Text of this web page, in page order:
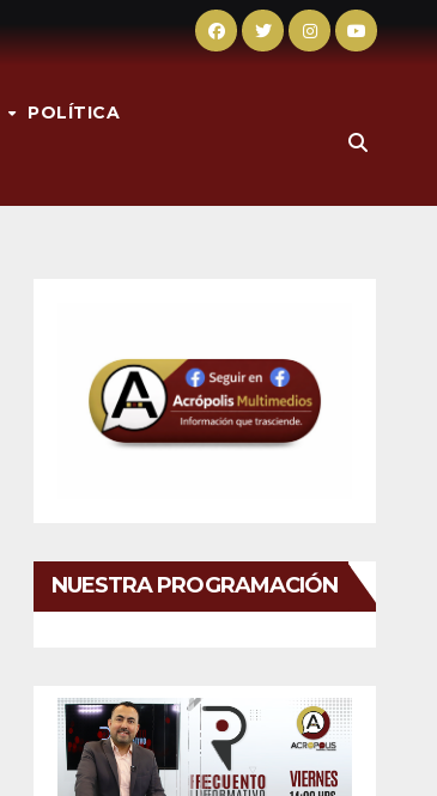
POLÍTICA
NUESTRA PROGRAMACIÓN